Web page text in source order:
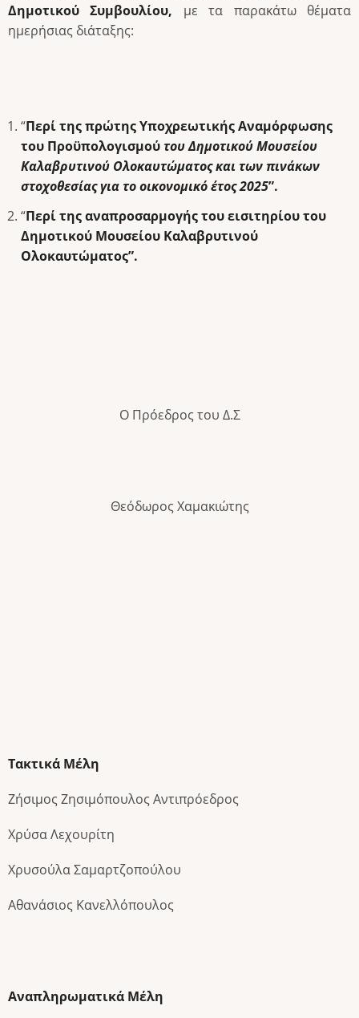
Δημοτικού Συμβουλίου, με τα παρακάτω θέματα
ημερήσιας διάταξης:
“Περί της πρώτης Υποχρεωτικής Αναμόρφωσης
του Προϋπολογισμούτου Δημοτικού Μουσείου
Καλαβρυτινού Ολοκαυτώματος και των πινάκων
στοχοθεσίας για το οικονομικό έτος 2025”.
“Περί της αναπροσαρμογής του εισιτηρίου του
Δημοτικού Μουσείου Καλαβρυτινού
Ολοκαυτώματος”.
Ο Πρόεδρος του Δ.Σ
Θεόδωρος Χαμακιώτης
Τακτικά Μέλη
Ζήσιμος Ζησιμόπουλος Αντιπρόεδρος
Χρύσα Λεχουρίτη
Χρυσούλα Σαμαρτζοπούλου
Αθανάσιος Κανελλόπουλος
Αναπληρωματικά Μέλη